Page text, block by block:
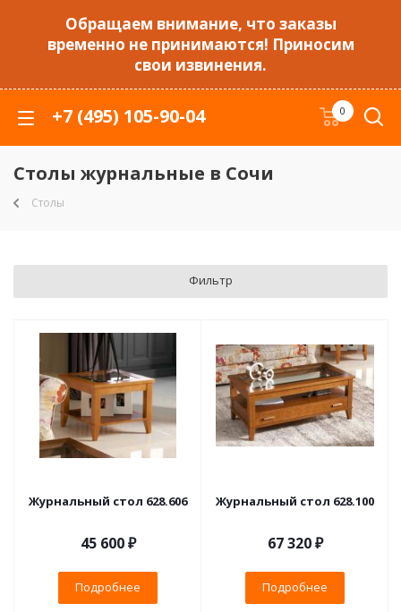
Обращаем внимание, что заказы
временно не принимаются! Приносим
свои извинения.
+7 (495) 105-90-04 0
Столы журнальные в Сочи
Столы
Фильтр
Журнальный стол 628.606
45 600 ₽
Подробнее
Журнальный стол 628.100
67 320 ₽
Подробнее